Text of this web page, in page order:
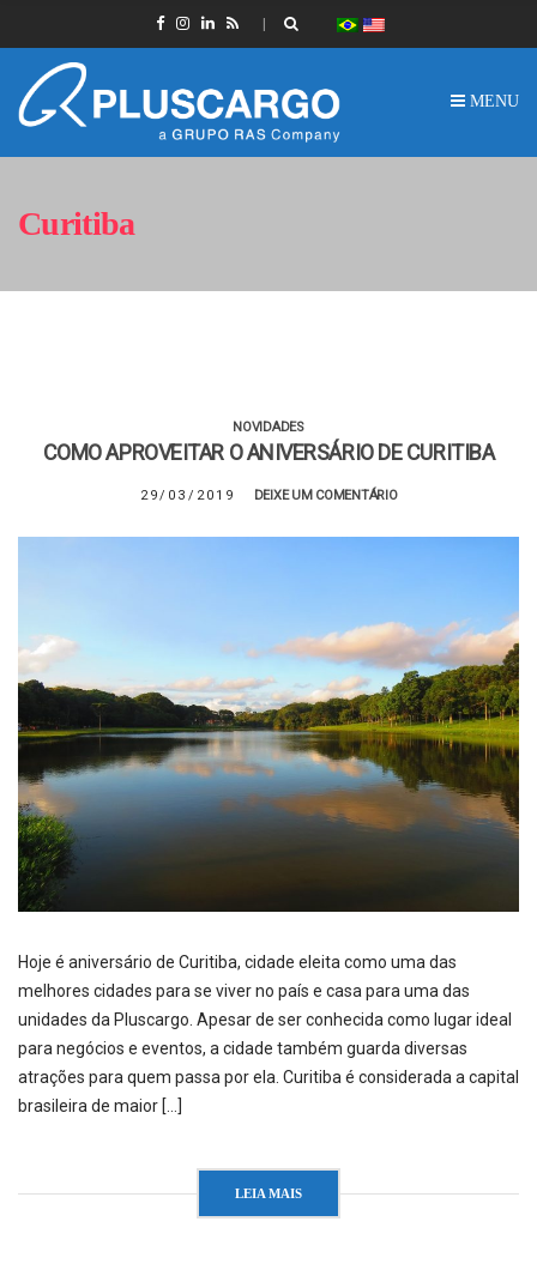
MENU
Curitiba
NOVIDADES
COMO APROVEITAR O ANIVERSÁRIO DE CURITIBA
29/03/2019 DEIXE UM COMENTÁRIO
Hoje é aniversário de Curitiba, cidade eleita como uma das
melhores cidades para se viver no país e casa para uma das
unidades da Pluscargo. Apesar de ser conhecida como lugar ideal
para negócios e eventos, a cidade também guarda diversas
atrações para quem passa por ela. Curitiba é considerada a capital
brasileira de maior […]
LEIA MAIS